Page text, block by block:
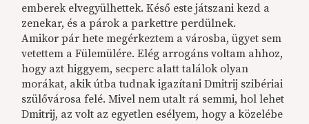
emberek elvegyülhettek. Késő este játszani kezd a
zenekar, és a párok a parkettre perdülnek.
Amikor pár hete megérkeztem a városba, ügyet sem
vetettem a Fülemülére. Elég arrogáns voltam ahhoz,
hogy azt higgyem, secperc alatt találok olyan
morákat, akik útba tudnak igazítani Dmitrij szibériai
szülővárosa felé. Mivel nem utalt rá semmi, hol lehet
Dmitrij, az volt az egyetlen esélyem, hogy a közelébe